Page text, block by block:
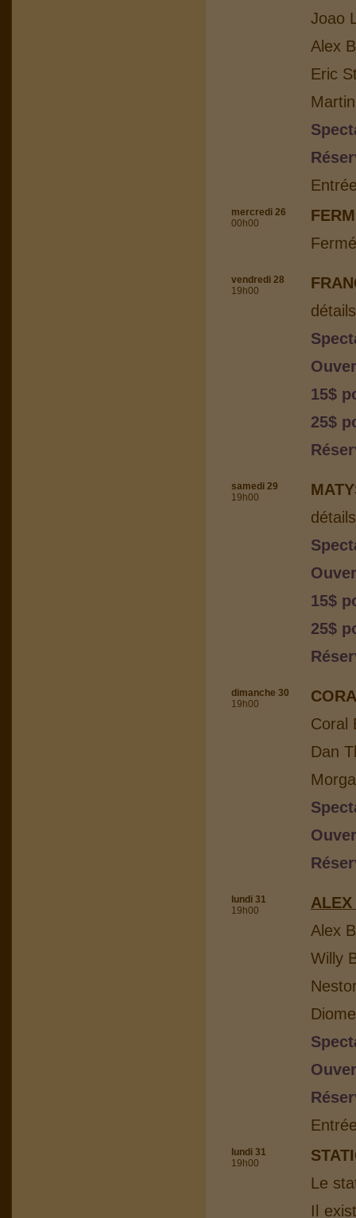
Joao
Alex
Eric
mercredi 26
00h00
vendredi 28
19h00
15$
25$
samedi 29
19h00
15$
25$
dimanche 30
19h00
Coral
Dan
lundi 31
19h00
Alex
Willy
lundi 31
19h00
Le
Il